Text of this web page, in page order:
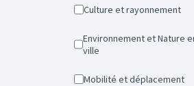
Culture et rayonnement
Environnement et Nature en
ville
Mobilité et déplacement